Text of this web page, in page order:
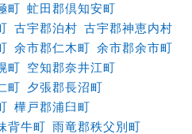
町 虻田郡倶知安町
古宇郡泊村 古宇郡神恵内村
余市郡仁木町 余市郡余市町
町 空知郡奈井江町
町 夕張郡長沼町
樺戸郡浦臼町
背牛町 雨竜郡秩父別町